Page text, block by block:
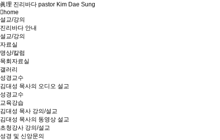
眞理 진리바다 pastor Kim Dae Sung
home
설교/강의
진리바다 안내
설교/강의
자료실
명상/칼럼
목회자료실
갤러리
성경교수
김대성 목사의 오디오 설교
성경교수
교육강습
김대성 목사 강의/설교
김대성 목사의 동영상 설교
초청강사 강의/설교
성경 및 신앙문의